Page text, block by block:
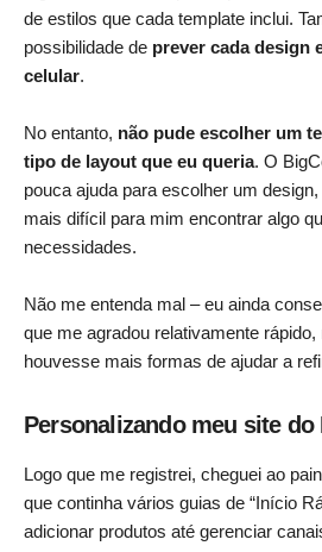
de estilos que cada template inclui.
possibilidade de prever cada design
celular.
No entanto, não pude escolher um
tipo de layout que eu queria. O
pouca ajuda para escolher um
mais difícil para mim encontrar algo
necessidades.
Não me entenda mal – eu ainda
que me agradou relativamente
houvesse mais formas de ajudar a
Personalizando meu site
Logo que me registrei, cheguei ao
que continha vários guias de “Início
adicionar produtos até gerenciar